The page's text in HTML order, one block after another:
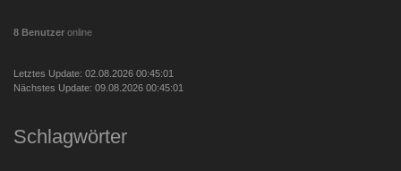
8 Benutzer online
Letztes Update: 02.08.2026 00:45:01
Nächstes Update: 09.08.2026 00:45:01
Schlagwörter